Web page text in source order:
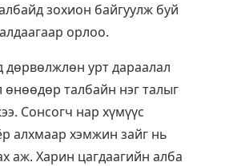
зохион байгуулж буй
орлоо.
дөрвөлжлөн урт дараалал
өнөөдөр талбайн нэг талыг
Сонсогч нар хүмүүс
алхмаар хэмжин зайг нь
аж. Харин цагдаагийн алба